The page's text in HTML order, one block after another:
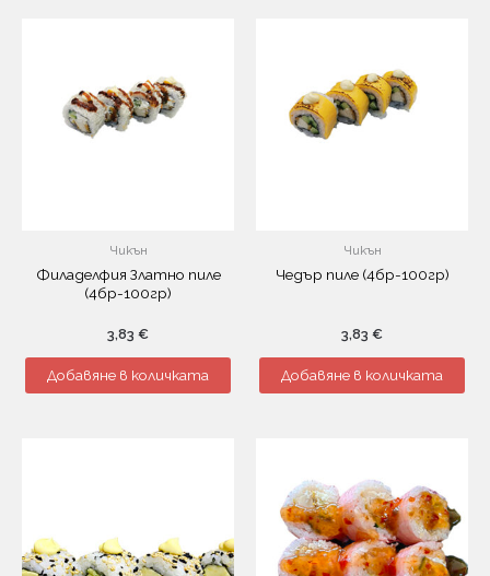
Чикън
Филаделфия Златно пиле
(4бр-100гр)
3,83 €
Добавяне в количката
Чикън
Чедър пиле (4бр-100гр)
3,83 €
Добавяне в количката